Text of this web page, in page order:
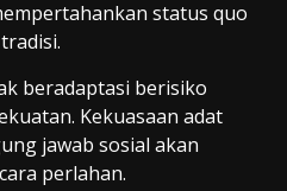
status quo
beradaptasi berisiko
Kekuasaan adat
jawab sosial akan
perlahan.